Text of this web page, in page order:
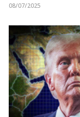
08/07/2025